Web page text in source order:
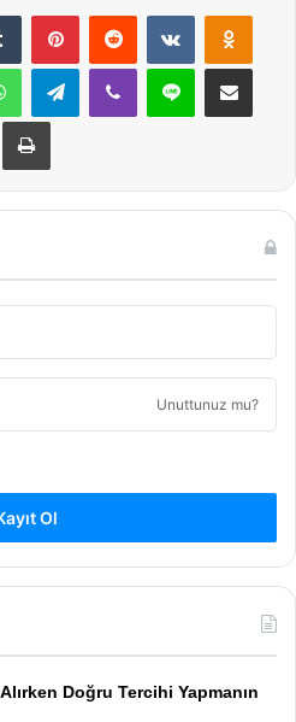
Tumblr PinterestReddit VKontakte
WhatsAppTelegramViber Line E-Posta ile
Yazdır
Unuttunuz mu?
Ol
Doğru Tercihi Yapmanın